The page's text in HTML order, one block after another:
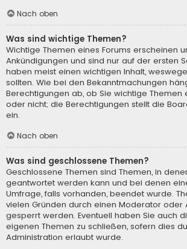
Nach oben
Was sind wichtige Themen?
Wichtige Themen eines Forums erscheinen
Ankündigungen und sind nur auf der ersten
haben meist einen wichtigen Inhalt,
sollten. Wie bei den Bekanntmachungen
Berechtigungen ab, ob Sie wichtige Themen
oder nicht; die Berechtigungen stellt die
ein.
Nach oben
Was sind geschlossene Themen?
Geschlossene Themen sind Themen, in
geantwortet werden kann und bei denen
Umfrage, falls vorhanden, beendet wurde.
vielen Gründen durch einen Moderator oder
gesperrt werden. Eventuell haben Sie auch
eigenen Themen zu schließen, sofern dies
Administration erlaubt wurde.